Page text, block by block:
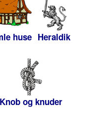
huse Heraldik
Knob og knuder